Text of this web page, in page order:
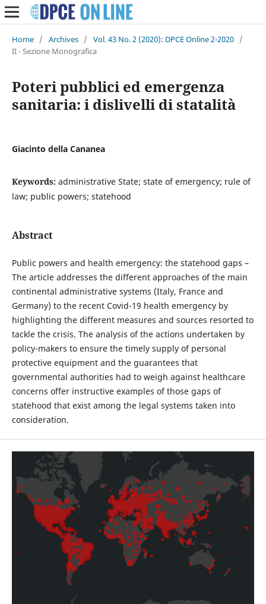
Home / Archives / Vol. 43 No. 2 (2020): DPCE Online 2-2020 /
II - Sezione Monografica
Poteri pubblici ed emergenza
sanitaria: i dislivelli di statalità
Giacinto della Cananea
Keywords: administrative State; state of emergency; rule of
law; public powers; statehood
Abstract
Public powers and health emergency: the statehood gaps –
The article addresses the different approaches of the main
continental administrative systems (Italy, France and
Germany) to the recent Covid-19 health emergency by
highlighting the different measures and sources resorted to
tackle the crisis. The analysis of the actions undertaken by
policy-makers to ensure the timely supply of personal
protective equipment and the guarantees that
governmental authorities had to weigh against healthcare
concerns offer instructive examples of those gaps of
statehood that exist among the legal systems taken into
consideration.